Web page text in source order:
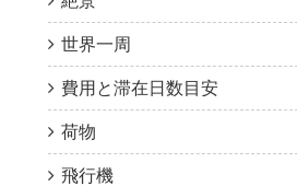
世界一周
費用と滞在日数目安
荷物
飛行機